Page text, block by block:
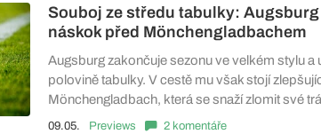
Souboj ze středu tabulky:
náskok před Mönchengladbachem
Augsburg zakončuje sezonu ve velkém stylu a
polovině tabulky. V cestě mu však stojí
Mönchengladbach, která se snaží zlomit své
09.05. Previews 2 komentáře